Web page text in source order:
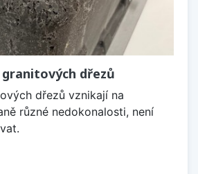
dřezů
dřezů vznikají na
různé nedokonalosti, není